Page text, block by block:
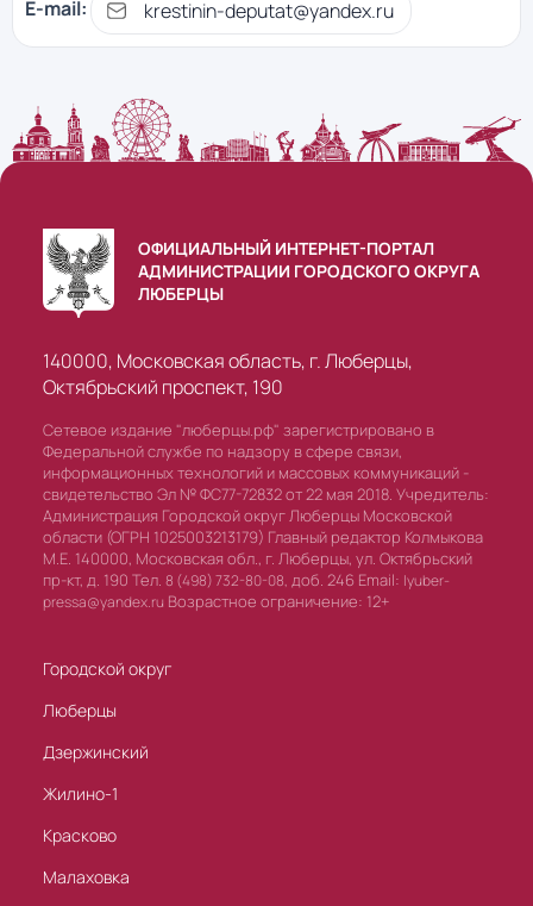
E-mail: krestinin-deputat@yandex.ru
ОФИЦИАЛЬНЫЙ ИНТЕРНЕТ-ПОРТАЛ
АДМИНИСТРАЦИИ ГОРОДСКОГО ОКРУГА
ЛЮБЕРЦЫ
140000, Московская область, г. Люберцы,
Октябрьский проспект, 190
Сетевое издание "люберцы.рф" зарегистрировано в
Федеральной службе по надзору в сфере связи,
информационных технологий и массовых коммуникаций -
свидетельство Эл № ФС77-72832 от 22 мая 2018. Учредитель:
Администрация Городской округ Люберцы Московской
области (ОГРН 1025003213179) Главный редактор Колмыкова
М.Е. 140000, Московская обл., г. Люберцы, ул. Октябрьский
пр-кт, д. 190 Тел. 8 (498) 732-80-08, доб. 246 Email: lyuber-
pressa@yandex.ru Возрастное ограничение: 12+
Городской округ
Люберцы
Дзержинский
Жилино-1
Красково
Малаховка